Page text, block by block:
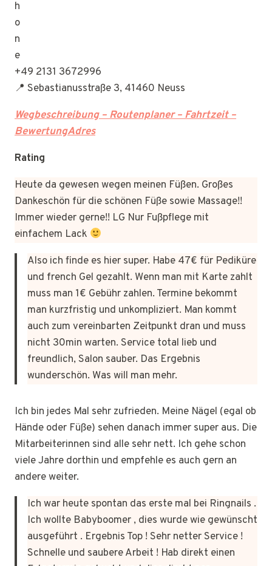
+49 2131 3672996
📍 Sebastianusstraße 3, 41460 Neuss
Wegbeschreibung – Routenplaner – Fahrtzeit –
BewertungAdres
Rating
Heute da gewesen wegen meinen Füßen. Großes
Dankeschön für die schönen Füße sowie Massage!!
Immer wieder gerne!! LG Nur Fußpflege mit
einfachem Lack
Also ich finde es hier super. Habe 47€ für Pediküre
und french Gel gezahlt. Wenn man mit Karte zahlt
muss man 1€ Gebühr zahlen. Termine bekommt
man kurzfristig und unkompliziert. Man kommt
auch zum vereinbarten Zeitpunkt dran und muss
nicht 30min warten. Service total lieb und
freundlich, Salon sauber. Das Ergebnis
wunderschön. Was will man mehr.
Ich bin jedes Mal sehr zufrieden. Meine Nägel (egal ob
Hände oder Füße) sehen danach immer super aus. Die
Mitarbeiterinnen sind alle sehr nett. Ich gehe schon
viele Jahre dorthin und empfehle es auch gern an
andere weiter.
Ich war heute spontan das erste mal bei Ringnails .
Ich wollte Babyboomer , dies wurde wie gewünscht
ausgeführt . Ergebnis Top ! Sehr netter Service !
Schnelle und saubere Arbeit ! Hab direkt einen